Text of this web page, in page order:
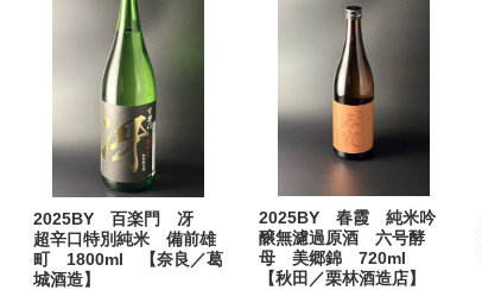
2025BY 百楽門 冴
超辛口特別純米 備前雄
町 1800ml 【奈良／葛
城酒造】
2025BY 春霞 純米吟
醸無濾過原酒 六号酵
母 美郷錦 720ml
【秋田／栗林酒造店】